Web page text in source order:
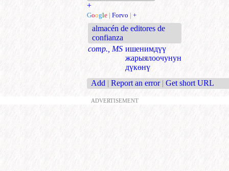
+
Google | Forvo | +
almacén de editores de
confianza
comp., MS ишенимдүү
жарыялоочунун
дүкөнү
Add | Report an error | Get short URL
ADVERTISEMENT